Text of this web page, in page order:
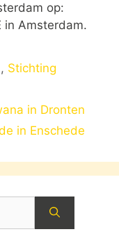
op:
in Amsterdam.
, Stichting
in Dronten
in Enschede